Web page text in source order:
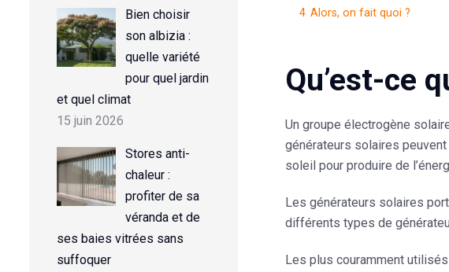
Bien choisir
son albizia :
quelle variété
pour quel jardin
et quel climat
15 juin 2026
Stores anti-
chaleur :
profiter de sa
véranda et de
ses baies vitrées sans
suffoquer
4 Alors, on fait quoi ?
Qu’est-ce
Un groupe électrogène
générateurs solaires
soleil pour produire de
Les générateurs solaires
différents types de
Les plus couramment